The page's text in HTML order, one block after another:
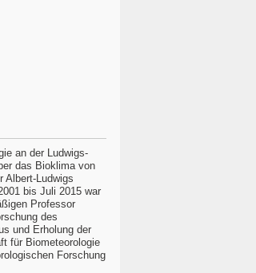
an der Ludwigs-
das Bioklima von
Albert-Ludwigs
bis Juli 2015 war
Professor
des
und Erholung der
für Biometeorologie
Forschung